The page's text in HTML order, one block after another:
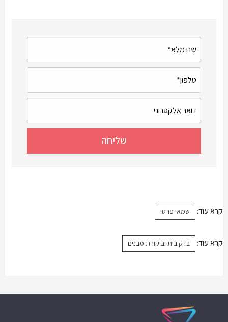
קרא עוד: שמאי פרטי
קרא עוד: בדק בית וביקורת מבנים